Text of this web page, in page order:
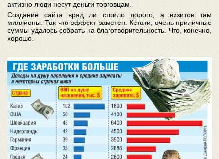
активно люди несут деньги торговцам.
Создание сайта вряд ли стоило дорого, а визитов там
миллионы. Так что эффект заметен. Кстати, очень приличные
суммы удалось собрать на благотворительность. Что, конечно,
хорошо.